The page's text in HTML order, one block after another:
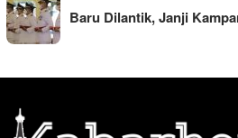
Baru Dilantik, Janji